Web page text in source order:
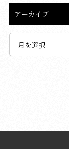
アーカイブ
イ